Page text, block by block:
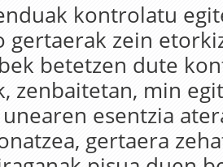
kontrolatu
gertaerak zein
betetzen dute
zenbaitetan, min
esentzia
gertaera